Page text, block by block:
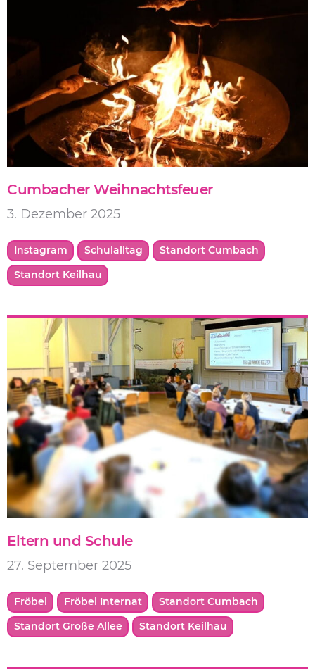
Cumbacher Weihnachtsfeuer
3. Dezember 2025
Instagram Schulalltag
Standort Cumbach
Standort Keilhau
Eltern und Schule
27. September 2025
Fröbel Fröbel Internat
Standort Cumbach
Standort Große Allee
Standort Keilhau